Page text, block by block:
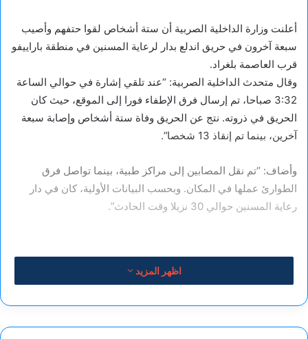
أعلنت وزارة الداخلية الصربية أن ستة أشخاص لقوا حتفهم وأصيب
سبعة آخرون في حريق اندلع بدار لرعاية المسنين في منطقة باراييفو
قرب العاصمة بلغراد.
وقال متحدث الداخلية الصربية: “عند تلقي إشارة في حوالي الساعة
3:32 صباحا، تم إرسال فرق الإطفاء فورا إلى الموقع، حيث كان
الحريق في ذروته. نتج عن الحريق وفاة ستة أشخاص وإصابة سبعة
آخرين، بينما تم إنقاذ 13 شخصا”.
وأضاف: “تم نقل المصابين إلى مراكز طبية، بينما تواصل فرق
الطوارئ عملها في المكان. وبحسب البيانات الأولية، كان في دار
رعاية المسنين حوالي 30 نزيلا وقت الحادث”.
اظهر المزيد